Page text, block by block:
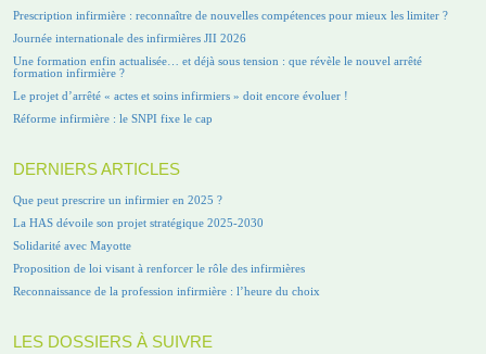
Prescription infirmière : reconnaître de nouvelles compétences pour mieux les limiter ?
Journée internationale des infirmières JII 2026
Une formation enfin actualisée… et déjà sous tension : que révèle le nouvel arrêté
formation infirmière ?
Le projet d’arrêté « actes et soins infirmiers » doit encore évoluer !
Réforme infirmière : le SNPI fixe le cap
DERNIERS ARTICLES
Que peut prescrire un infirmier en 2025 ?
La HAS dévoile son projet stratégique 2025-2030
Solidarité avec Mayotte
Proposition de loi visant à renforcer le rôle des infirmières
Reconnaissance de la profession infirmière : l’heure du choix
LES DOSSIERS À SUIVRE